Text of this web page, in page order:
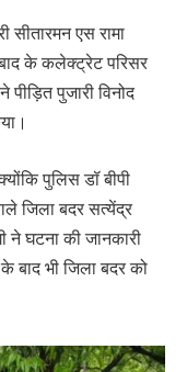
सीतारमन एस रामा
के कलेक्ट्रेट परिसर
पीड़ित पुजारी विनोद
पुलिस डॉ बीपी
जिला बदर सत्येंद्र
ने घटना की जानकारी
बाद भी जिला बदर को